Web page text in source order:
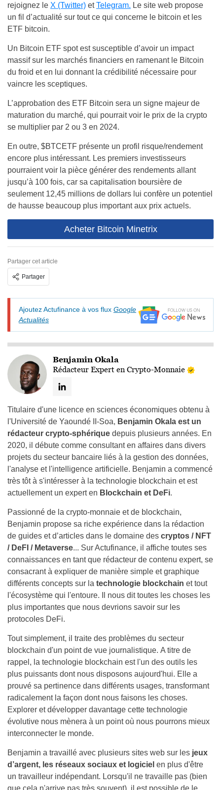
rejoignez le X (Twitter) etTelegram. Le site web propose
un fil d’actualité sur tout ce qui concerne le bitcoin et les
ETF bitcoin.
Un Bitcoin ETF spot est susceptible d’avoir un impact
massif sur les marchés financiers en ramenant le Bitcoin
du froid et en lui donnant la crédibilité nécessaire pour
vaincre les sceptiques.
L’approbation des ETF Bitcoin sera un signe majeur de
maturation du marché, qui pourrait voir le prix de la crypto
se multiplier par 2 ou 3 en 2024.
En outre, $BTCETF présente un profil risque/rendement
encore plus intéressant. Les premiers investisseurs
pourraient voir la pièce générer des rendements allant
jusqu’à 100 fois, car sa capitalisation boursière de
seulement 12,45 millions de dollars lui confère un potentiel
de hausse beaucoup plus important aux prix actuels.
Acheter Bitcoin Minetrix
Partager cet article
Partager
Ajoutez Actufinance à vos flux Google
Actualités
Benjamin Okala
Rédacteur Expert en Crypto-Monnaie
Titulaire d'une licence en sciences économiques obtenu à
l'Université de Yaoundé II-Soa, Benjamin Okala est un
rédacteur crypto-sphérique depuis plusieurs années. En
2020, il débute comme consultant en affaires dans divers
projets du secteur bancaire liés à la gestion des données,
l'analyse et l'intelligence artificielle. Benjamin a commencé
très tôt à s'intéresser à la technologie blockchain et est
actuellement un expert en Blockchain et DeFi.
Passionné de la crypto-monnaie et de blockchain,
Benjamin propose sa riche expérience dans la rédaction
de guides et d’articles dans le domaine des cryptos / NFT
/ DeFI / Metaverse... Sur Actufinance, il affiche toutes ses
connaissances en tant que rédacteur de contenu expert, se
consacrant à expliquer de manière simple et graphique
différents concepts sur la technologie blockchain et tout
l'écosystème qui l'entoure. Il nous dit toutes les choses les
plus importantes que nous devrions savoir sur les
protocoles DeFi.
Tout simplement, il traite des problèmes du secteur
blockchain d'un point de vue journalistique. A titre de
rappel, la technologie blockchain est l'un des outils les
plus puissants dont nous disposons aujourd'hui. Elle a
prouvé sa pertinence dans différents usages, transformant
radicalement la façon dont nous faisons les choses.
Explorer et développer davantage cette technologie
évolutive nous mènera à un point où nous pourrons mieux
interconnecter le monde.
Benjamin a travaillé avec plusieurs sites web sur les jeux
d’argent, les réseaux sociaux et logiciel en plus d'être
un travailleur indépendant. Lorsqu'il ne travaille pas (bien